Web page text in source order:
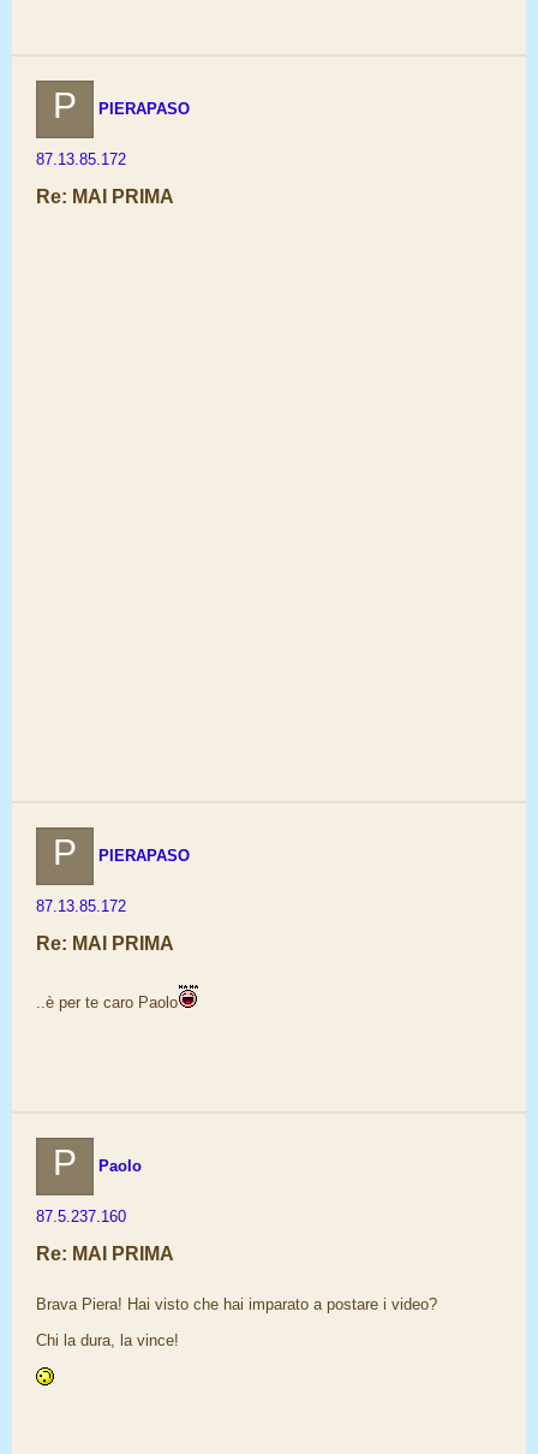
P PIERAPASO
87.13.85.172
Re: MAI PRIMA
P PIERAPASO
87.13.85.172
Re: MAI PRIMA
..è per te caro Paolo
P Paolo
87.5.237.160
Re: MAI PRIMA
Brava Piera! Hai visto che hai imparato a postare i video?
Chi la dura, la vince!